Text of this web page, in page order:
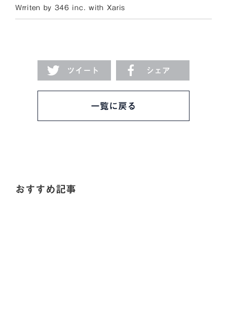
Wrriten by 346 inc. with Xaris
ツイート シェア
一覧に戻る
おすすめ記事